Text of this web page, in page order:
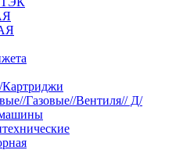
Газовые//Вентиля// Д/
машины